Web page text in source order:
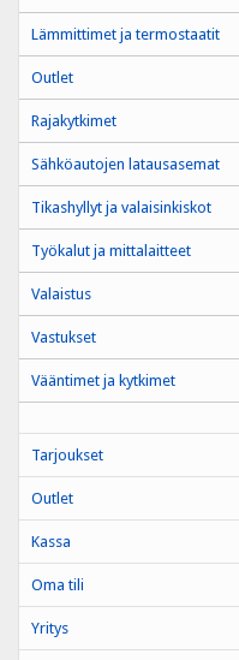
Lämmittimet ja termostaatit
Outlet
Rajakytkimet
Sähköautojen latausasemat
Tikashyllyt ja valaisinkiskot
Työkalut ja mittalaitteet
Valaistus
Vastukset
Vääntimet ja kytkimet
Tarjoukset
Outlet
Kassa
Oma tili
Yritys